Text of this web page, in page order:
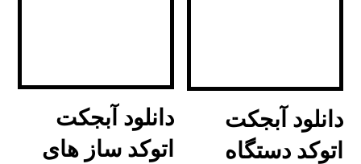
دانلود آبجکت
اتوکد دستگاه
دانلود آبجکت
اتوکد ساز های